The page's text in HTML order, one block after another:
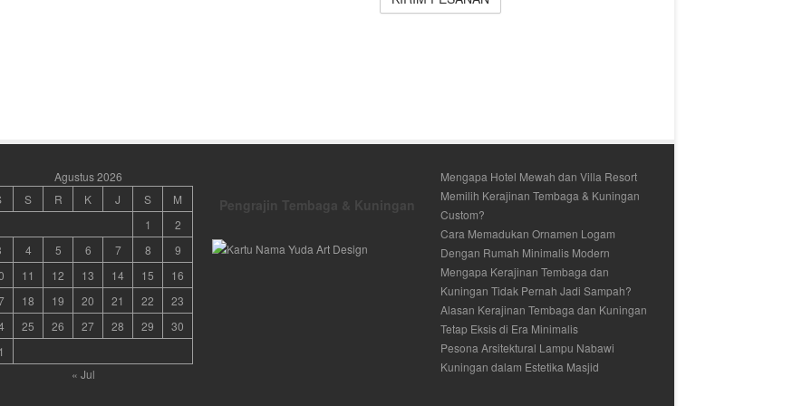
Agustus 2026
S R K J S
M
1
2
4 5 6 7 8
9
11 12 13 14 15
16
18 19 20 21 22
23
25 26 27 28 29
30
« Jul
Pengrajin Tembaga & Kuningan
Mengapa Hotel Mewah dan Villa Resort
Memilih Kerajinan Tembaga & Kuningan
Custom?
Cara Memadukan Ornamen Logam
Dengan Rumah Minimalis Modern
Mengapa Kerajinan Tembaga dan
Kuningan Tidak Pernah Jadi Sampah?
Alasan Kerajinan Tembaga dan Kuningan
Tetap Eksis di Era Minimalis
Pesona Arsitektural Lampu Nabawi
Kuningan dalam Estetika Masjid